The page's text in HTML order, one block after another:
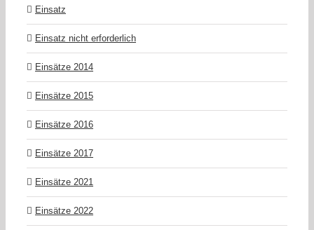
Einsatz
Einsatz nicht erforderlich
Einsätze 2014
Einsätze 2015
Einsätze 2016
Einsätze 2017
Einsätze 2021
Einsätze 2022